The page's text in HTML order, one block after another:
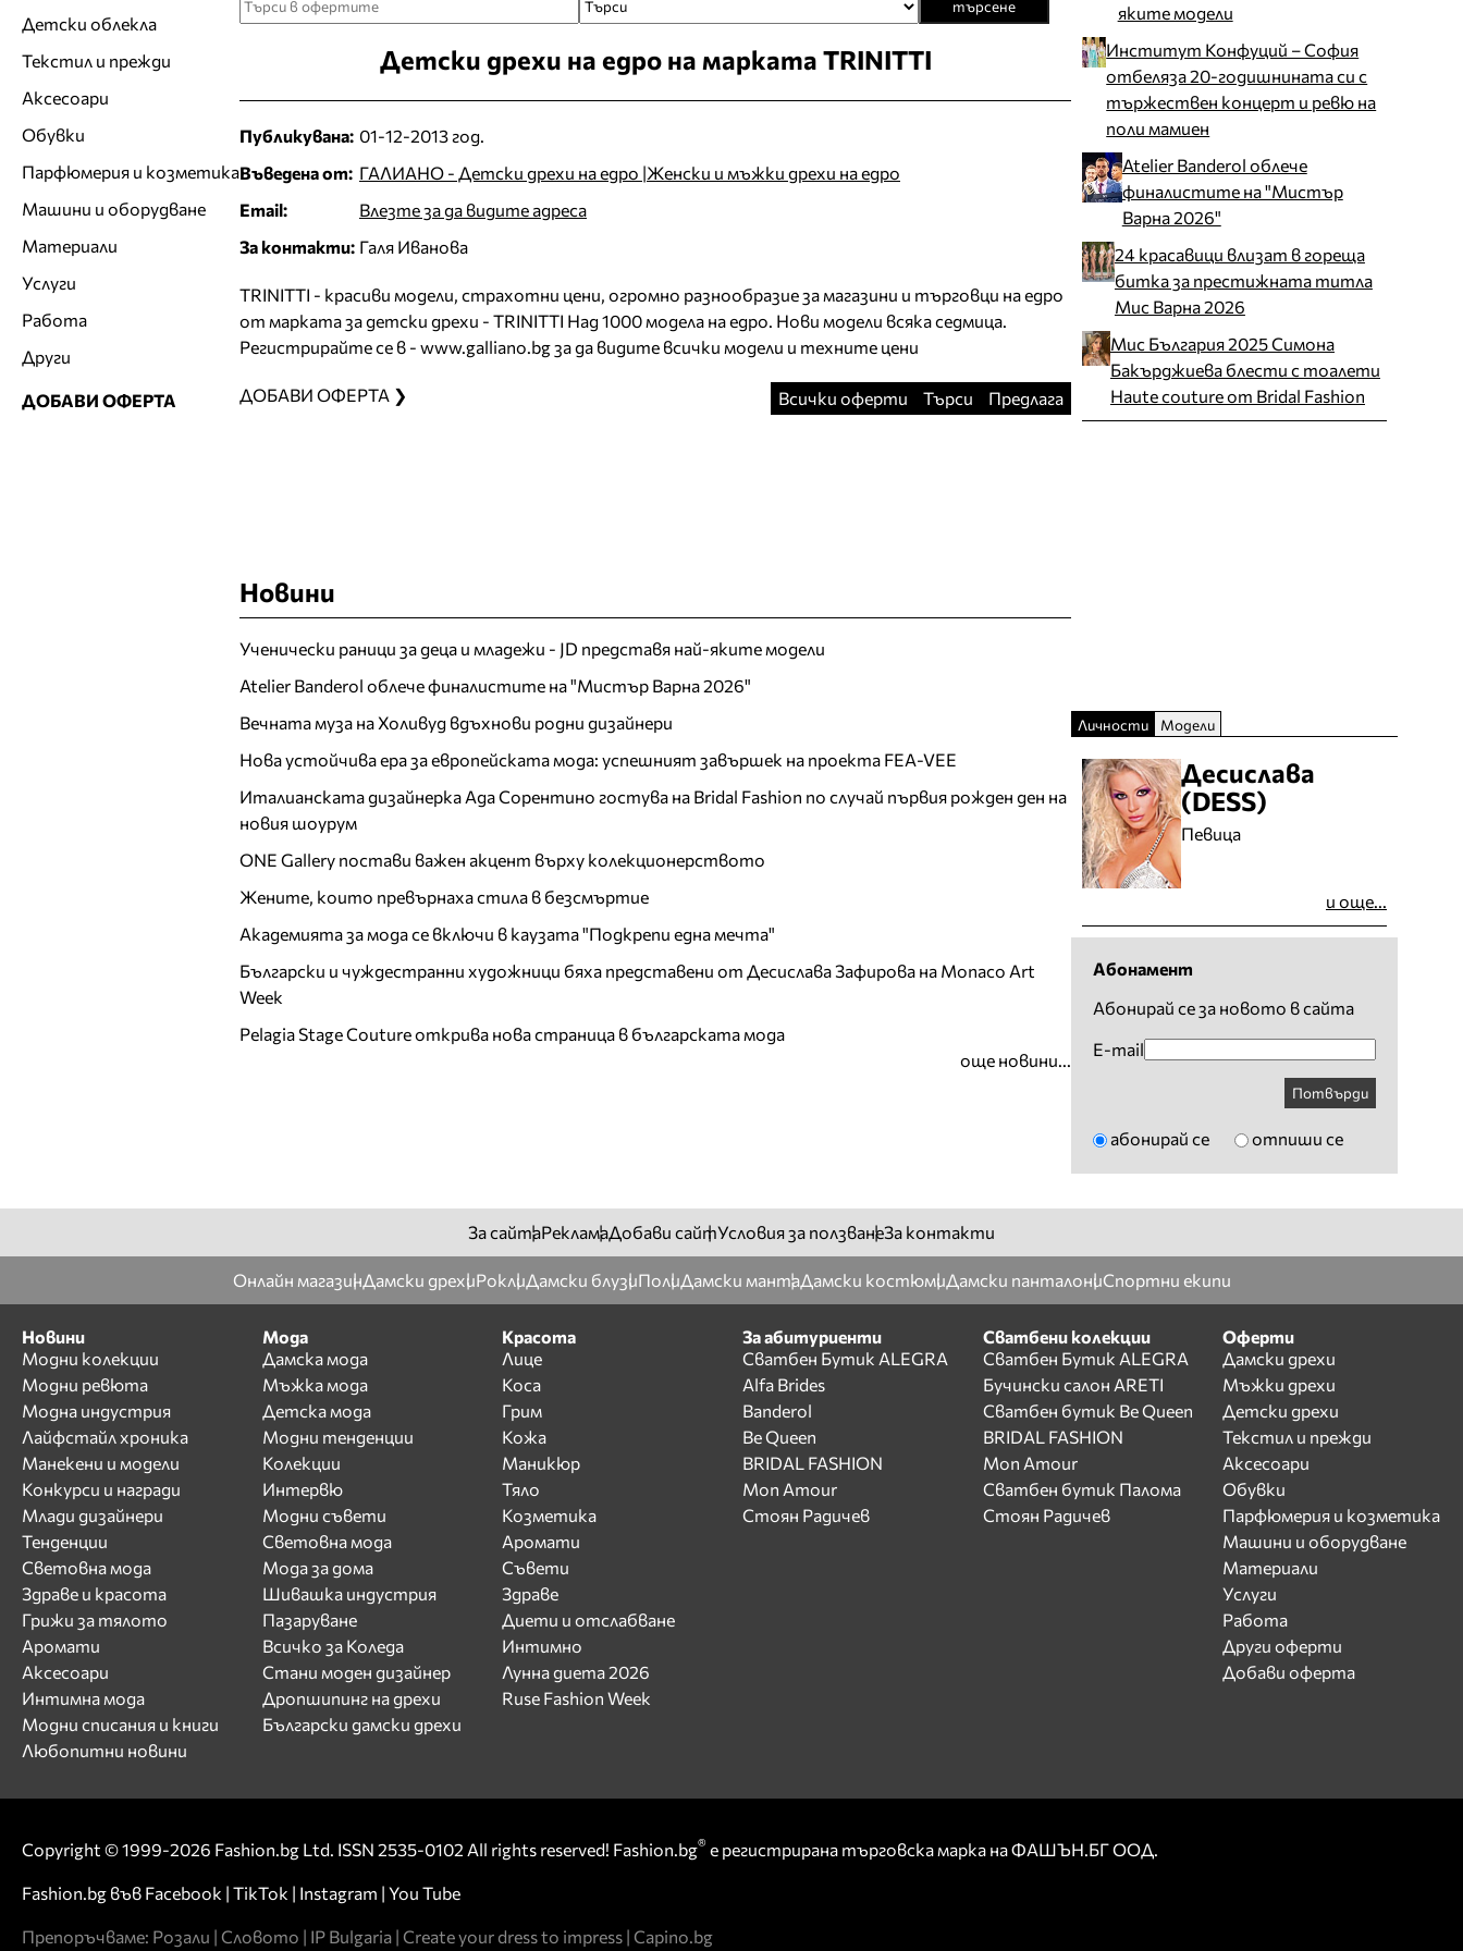
търсене
Детски дрехи на едро на марката TRINITTI
Публикувана: 01-12-2013 год.
Въведена от: ГАЛИАНО - Детски дрехи на едро |Женски и мъжки дрехи на едро
Email:
Влезте за да видите адреса
За контакти: Галя Иванова
TRINITTI - красиви модели, страхотни цени, огромно разнообразие за магазини и търговци на едро
от марката за детски дрехи - TRINITTI Над 1000 модела на едро. Нови модели всяка седмица.
Регистрирайте се в - www.galliano.bg за да видите всички модели и техните цени
ДОБАВИ ОФЕРТА ❯ Всички оферти Търси Предлага
Новини
Ученически раници за деца и младежи - JD представя най-яките модели
Atelier Banderol облече финалистите на "Мистър Варна 2026"
Вечната муза на Холивуд вдъхнови родни дизайнери
Нова устойчива ера за европейската мода: успешният завършек на проекта FEA-VEE
Италианската дизайнерка Ада Сорентино гостува на Bridal Fashion по случай първия рожден ден на
новия шоурум
ONE Gallery постави важен акцент върху колекционерството
Жените, които превърнаха стила в безсмъртие
Академията за мода се включи в каузата "Подкрепи една мечта"
Български и чуждестранни художници бяха представени от Десислава Зафирова на Monaco Art
Week
Pelagia Stage Couture открива нова страница в българската мода
още новини...
Детски облекла
Текстил и прежди
Аксесоари
Обувки
Парфюмерия и козметика
Машини и оборудване
Материали
Услуги
Работа
Други
ДОБАВИ ОФЕРТА
яките модели
Институт Конфуций – София
отбеляза 20-годишнината си с
тържествен концерт и ревю на
поли мамиен
Atelier Banderol облече
финалистите на "Мистър
Варна 2026"
24 красавици влизат в гореща
битка за престижната титла
Мис Варна 2026
Мис България 2025 Симона
Бакърджиева блести с тоалети
Haute couture от Bridal Fashion
Личности Модели
Десислава
(DESS)
Певица
и още...
Абонамент
Абонирай се за новото в сайта
E-mail
Потвърди
абонирай се отпиши се
За сайтаРекламаДобави сайтУсловия за ползванеЗа контакти
Онлайн магазинДамски дрехиРоклиДамски блузиПолиДамски мантаДамски костюмиДамски панталониСпортни екипи
Новини
Модни колекции
Модни ревюта
Модна индустрия
Лайфстайл хроника
Манекени и модели
Конкурси и награди
Млади дизайнери
Тенденции
Световна мода
Здраве и красота
Грижи за тялото
Аромати
Аксесоари
Интимна мода
Модни списания и книги
Любопитни новини
Мода
Дамска мода
Мъжка мода
Детска мода
Модни тенденции
Колекции
Интервю
Модни съвети
Световна мода
Мода за дома
Шивашка индустрия
Пазаруване
Всичко за Коледа
Стани моден дизайнер
Дропшипинг на дрехи
Български дамски дрехи
Красота
Лице
Коса
Грим
Кожа
Маникюр
Тяло
Козметика
Аромати
Съвети
Здраве
Диети и отслабване
Интимно
Лунна диета 2026
Ruse Fashion Week
За абитуриенти
Сватбен Бутик ALEGRA
Alfa Brides
Banderol
Be Queen
BRIDAL FASHION
Mon Amour
Стоян Радичев
Сватбени колекции
Сватбен Бутик ALEGRA
Бучински салон ARETI
Сватбен бутик Be Queen
BRIDAL FASHION
Mon Amour
Сватбен бутик Палома
Стоян Радичев
Оферти
Дамски дрехи
Мъжки дрехи
Детски дрехи
Текстил и прежди
Аксесоари
Обувки
Парфюмерия и козметика
Машини и оборудване
Материали
Услуги
Работа
Други оферти
Добави оферта
Copyright © 1999-2026 Fashion.bg Ltd. ISSN 2535-0102 All rights reserved! Fashion.bg® е регистрирана търговска марка на ФАШЪН.БГ ООД.
Fashion.bg във Facebook | TikTok | Instagram | You Tube
Препоръчваме: Розали | Словото | IP Bulgaria | Create your dress to impress | Capino.bg